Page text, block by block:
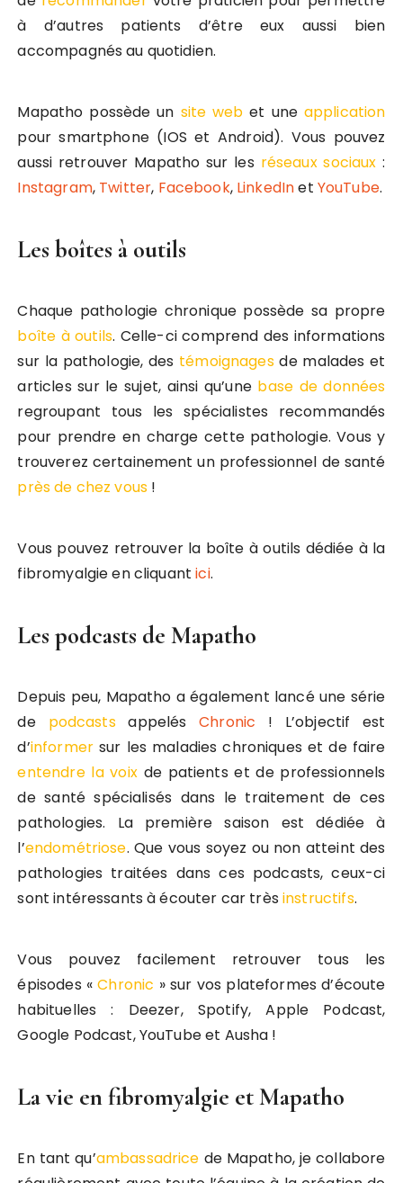
à d’autres patients d’être eux aussi bien
accompagnés au quotidien.
Mapatho possède un site web et une application
pour smartphone (IOS et Android). Vous pouvez
aussi retrouver Mapatho sur les réseaux sociaux :
Instagram, Twitter, Facebook, LinkedInet YouTube.
Les boîtes à outils
Chaque pathologie chronique possède sa propre
boîte à outils. Celle-ci comprend des informations
sur la pathologie, des témoignagesde malades et
articles sur le sujet, ainsi qu’une base de données
regroupant tous les spécialistes recommandés
pour prendre en charge cette pathologie. Vous y
trouverez certainement un professionnel de santé
près de chez vous !
Vous pouvez retrouver la boîte à outils dédiée à la
fibromyalgie en cliquantici.
Les podcasts de Mapatho
Depuis peu, Mapatho a également lancé une série
de podcastsappelésChronic ! L’objectif est
d’informersur les maladies chroniques et de faire
entendre la voixde patients et de professionnels
de santé spécialisés dans le traitement de ces
pathologies. La première saison est dédiée à
l’endométriose. Que vous soyez ou non atteint des
pathologies traitées dans ces podcasts, ceux-ci
sont intéressants à écouter car trèsinstructifs.
Vous pouvez facilement retrouver tous les
épisodes «Chronic » sur vos plateformes d’écoute
habituelles : Deezer, Spotify, Apple Podcast,
Google Podcast, YouTube et Ausha !
La vie en fibromyalgie et Mapatho
En tant qu’ambassadrice de Mapatho, je collabore